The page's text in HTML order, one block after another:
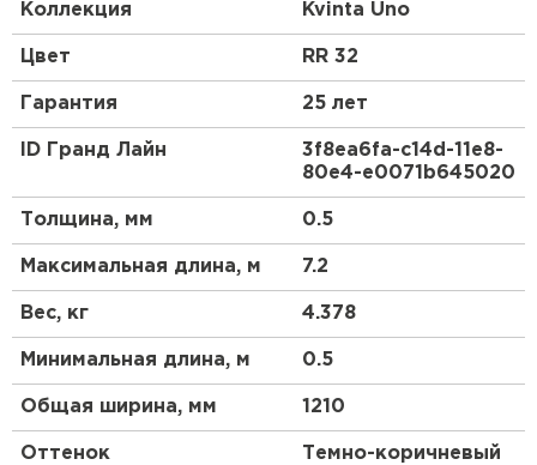
Коллекция Kvinta Uno
Цвет RR 32
Гарантия 25 лет
ID Гранд Лайн
3f8ea6fa-c14d-11e8-
80e4-e0071b645020
Толщина, мм 0.5
Максимальная длина, м 7.2
Вес, кг 4.378
Минимальная длина, м 0.5
Общая ширина, мм 1210
Оттенок Темно-коричневый